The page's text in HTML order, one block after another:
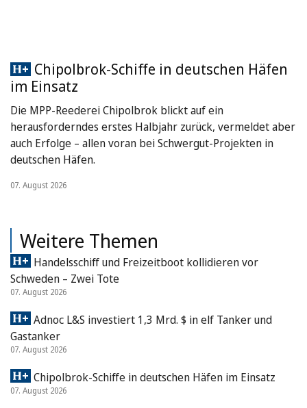
Chipolbrok-Schiffe in deutschen Häfen
im Einsatz
Die MPP-Reederei Chipolbrok blickt auf ein
herausforderndes erstes Halbjahr zurück, vermeldet aber
auch Erfolge – allen voran bei Schwergut-Projekten in
deutschen Häfen.
07. August 2026
Weitere Themen
Handelsschiff und Freizeitboot kollidieren vor
Schweden – Zwei Tote
07. August 2026
Adnoc L&S investiert 1,3 Mrd. $ in elf Tanker und
Gastanker
07. August 2026
Chipolbrok-Schiffe in deutschen Häfen im Einsatz
07. August 2026